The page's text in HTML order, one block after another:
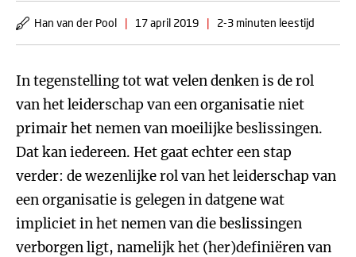
Han van der Pool | 17 april 2019 | 2-3 minuten leestijd
In tegenstelling tot wat velen denken is de rol
van het leiderschap van een organisatie niet
primair het nemen van moeilijke beslissingen.
Dat kan iedereen. Het gaat echter een stap
verder: de wezenlijke rol van het leiderschap van
een organisatie is gelegen in datgene wat
impliciet in het nemen van die beslissingen
verborgen ligt, namelijk het (her)definiëren van